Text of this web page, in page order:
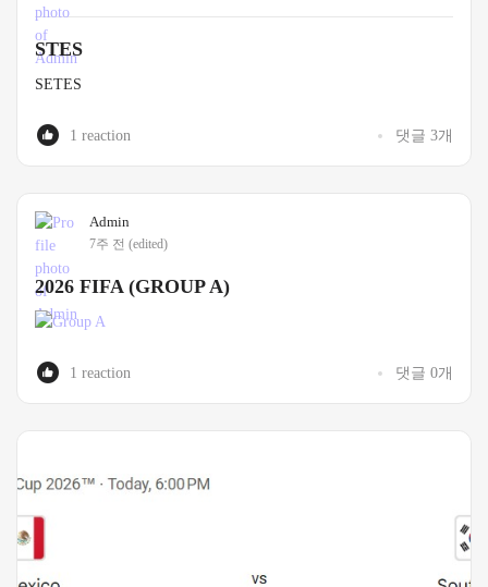
STES
SETES
1 reaction 댓글 3개
Admin
7주 전 (edited)
2026 FIFA (GROUP A)
1 reaction 댓글 0개